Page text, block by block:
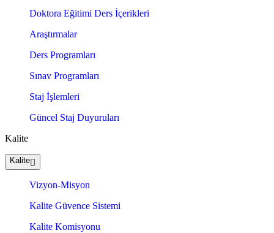
Doktora Eğitimi Ders İçerikleri
Araştırmalar
Ders Programları
Sınav Programları
Staj İşlemleri
Güncel Staj Duyuruları
Kalite
Kalite
Vizyon-Misyon
Kalite Güvence Sistemi
Kalite Komisyonu